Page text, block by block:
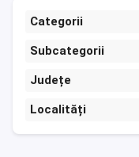
Categorii
Subcategorii
Județe
Localități